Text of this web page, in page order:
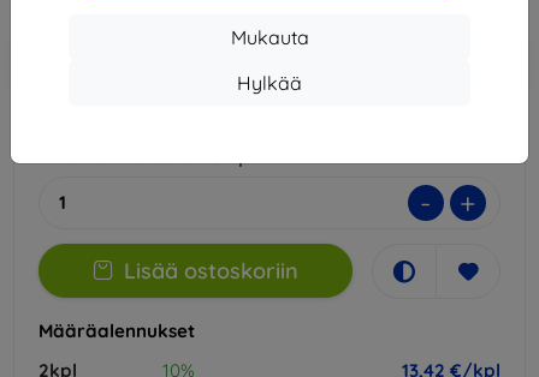
Mukauta
Hylkää
Alennus kupongilla
- +
Lisää ostoskoriin
Määräalennukset
2kpl
10% 13,42 €/kpl